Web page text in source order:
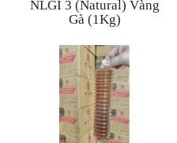
NLGI 3 (Natural) Vàng
Gà (1Kg)